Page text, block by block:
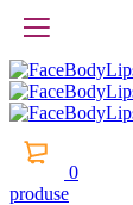
0
produse